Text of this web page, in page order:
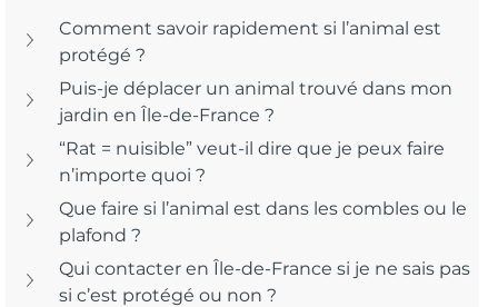
Comment savoir rapidement si l’animal est
protégé ?
Puis-je déplacer un animal trouvé dans mon
jardin en Île-de-France ?
“Rat = nuisible” veut-il dire que je peux faire
n’importe quoi ?
Que faire si l’animal est dans les combles ou le
plafond ?
Qui contacter en Île-de-France si je ne sais pas
si c’est protégé ou non ?